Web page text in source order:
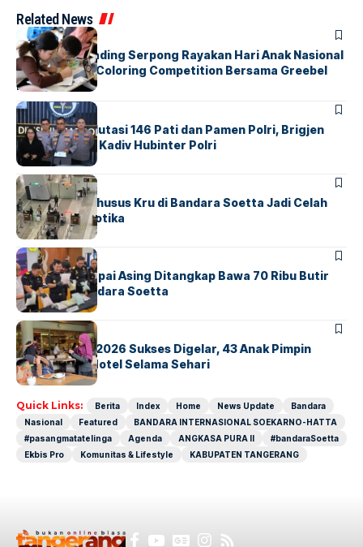
Related News
BERITAINDEX
Atria Hotel Gading Serpong Rayakan Hari Anak Nasional
Lewat Family Coloring Competition Bersama Greebel
Indonesia
BERITA
Mabes Polri Mutasi 146 Pati dan Pamen Polri, Brigjen
Untung Jabat Kadiv Hubinter Polri
BANDARABERITA
Ketika Jalur Khusus Kru di Bandara Soetta Jadi Celah
Sindikat Narkotika
BANDARA BERITA
Kopilot Maskapai Asing Ditangkap Bawa 70 Ribu Butir
Ekstasi di Bandara Soetta
BERITAINDEX
GM For A Day 2026 Sukses Digelar, 43 Anak Pimpin
Operasional Hotel Selama Sehari
Quick Links: Berita Index Home News Update
Bandara
Nasional
Featured
BANDARA INTERNASIONAL SOEKARNO-HATTA
#pasangmatatelinga
Agenda ANGKASA PURA II
#bandaraSoetta
Ekbis Pro
Komunitas & Lifestyle KABUPATEN TANGERANG